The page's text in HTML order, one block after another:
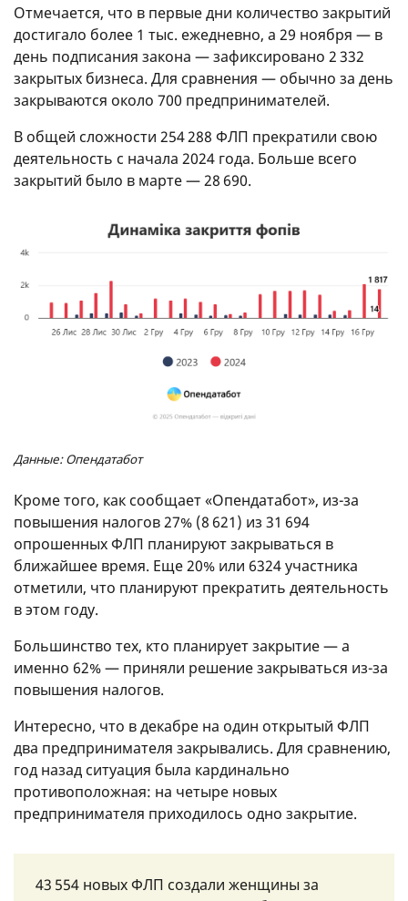
Отмечается, что в первые дни количество закрытий
достигало более 1 тыс. ежедневно, а 29 ноября — в
день подписания закона — зафиксировано 2 332
закрытых бизнеса. Для сравнения — обычно за день
закрываются около 700 предпринимателей.
В общей сложности 254 288 ФЛП прекратили свою
деятельность с начала 2024 года. Больше всего
закрытий было в марте — 28 690.
Данные: Опендатабот
Кроме того, как сообщает «Опендатабот», из-за
повышения налогов 27% (8 621) из 31 694
опрошенных ФЛП планируют закрываться в
ближайшее время. Еще 20% или 6324 участника
отметили, что планируют прекратить деятельность
в этом году.
Большинство тех, кто планирует закрытие — а
именно 62% — приняли решение закрываться из-за
повышения налогов.
Интересно, что в декабре на один открытый ФЛП
два предпринимателя закрывались. Для сравнению,
год назад ситуация была кардинально
противоположная: на четыре новых
предпринимателя приходилось одно закрытие.
43 554 новых ФЛП создали женщины за